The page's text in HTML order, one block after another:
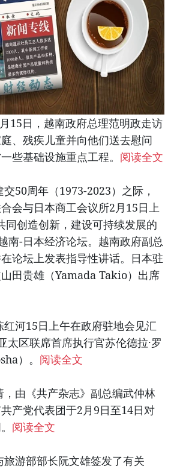
15日，越南政府总理范明政走访
、残疾儿童并向他们送去慰问
些基础设施重点工程。 阅读全文
50周年（1973-2023）之际，
会与日本商工会议所2月15日上
同创造创新，建设可持续发展的
南-日本经济论坛。越南政府副总
论坛上发表指导性讲话。日本驻
田贵雄（Yamada Takio）出席
红河15日上午在政府驻地会见汇
太区联席首席执行官苏伦德拉·罗
）。 阅读全文
，由《共产杂志》副总编武仲林
产党代表团于2月9日至14日对
阅读全文
旅游部部长阮文雄签发了有关